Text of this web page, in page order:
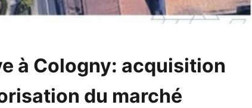
à Cologny: acquisition
du marché